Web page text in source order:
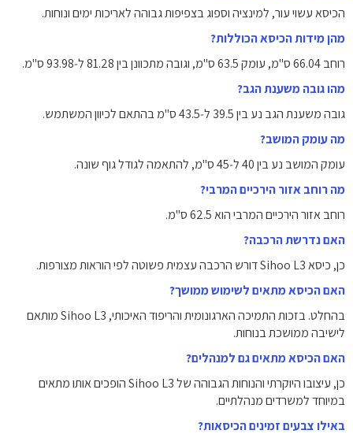
הכיסא עשוי עור, למינציה וספוג בצפיפות גבוהה לאריכות ימים ונוחות.
מהן מידות הכיסא הכוללות?
רוחב 66.04 ס"מ, עומק 63.5 ס"מ, וגובה מתכוונן בין 81.28 ל‑93.98 ס"מ.
מהו גובה משענת הגב?
גובה משענת הגב נע בין 39.5 ל‑43.5 ס"מ בהתאם לכיוון המשתמש.
מה עומק המושב?
עומק המושב נע בין 40 ל‑45 ס"מ, להתאמה לגודל גוף שונה.
מה רוחב אזור הירכיים המרבי?
רוחב אזור הירכיים המרבי הוא 62.5 ס"מ.
האם נדרשת הרכבה?
כן, כיסא Sihoo L3 דורש הרכבה עצמית פשוטה לפי הוראות מצורפות.
האם הכיסא מתאים לשימוש ממושך?
בהחלט. בזכות התמיכה הארגונומית והריפוד האיכותי, Sihoo L3 מותאם
לישיבה ממושכת בנוחות.
האם הכיסא מתאים גם למנהלים?
כן, עיצובו היוקרתי והנוחות הגבוהה של Sihoo L3 הופכים אותו מתאים
במיוחד למשרדים מנהלתיים.
באילו צבעים זמינים הכיסאות?